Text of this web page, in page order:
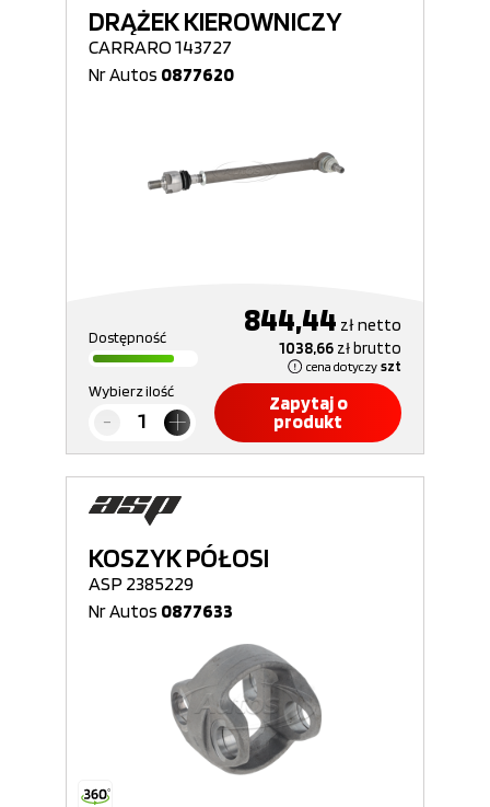
DRĄŻEK KIEROWNICZY
CARRARO 143727
Nr Autos 0877620
Dostępność 844,44 złnetto
1038,66 złbrutto
cena dotyczy szt
Wybierz ilość
Zapytaj o
produkt
KOSZYK PÓŁOSI
ASP 2385229
Nr Autos 0877633